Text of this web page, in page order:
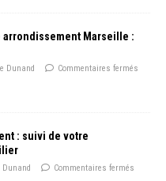
arrondissement Marseille :
Dunand Commentaires fermés
: suivi de votre
Dunand Commentaires fermés